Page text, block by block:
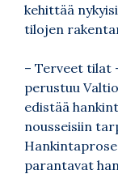
kehittää
tilojen
– Terveet tilat
perustuu
edistää
nousseisiin
parantavat